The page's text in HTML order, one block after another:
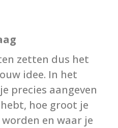
zetten dus het
idee. In het
precies aangeven
hoe groot je
en waar je